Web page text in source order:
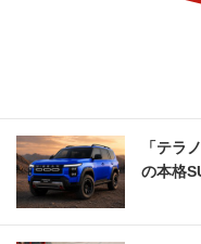
「テラ
の本格